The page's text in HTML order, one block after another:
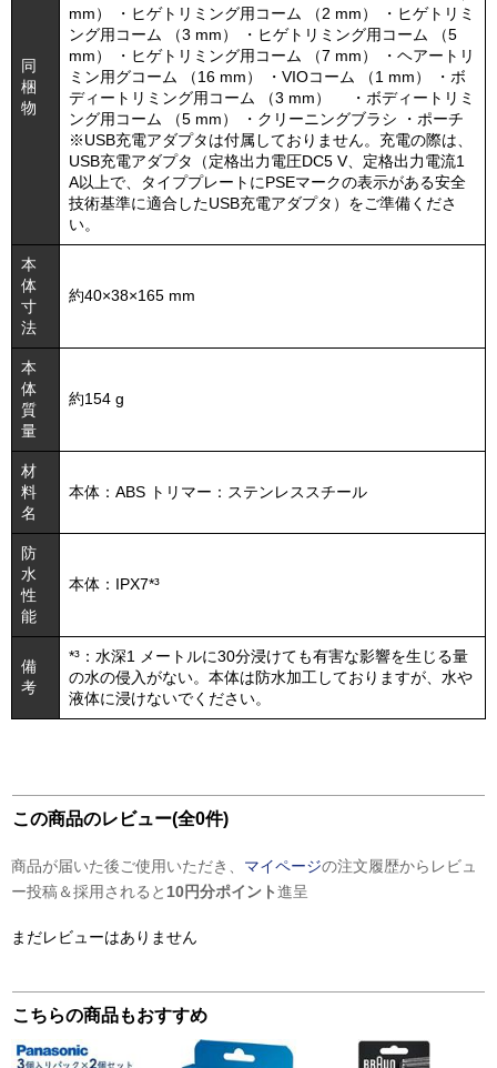
同
梱
物
mm） ・ヒゲトリミング用コーム （2 mm） ・ヒゲトリミ
ング用コーム （3 mm） ・ヒゲトリミング用コーム （5
mm） ・ヒゲトリミング用コーム （7 mm） ・ヘアートリ
ミン用グコーム （16 mm） ・VIOコーム （1 mm） ・ボ
ディートリミング用コーム （3 mm） ・ボディートリミ
ング用コーム （5 mm） ・クリーニングブラシ ・ポーチ
※USB充電アダプタは付属しておりません。充電の際は、
USB充電アダプタ（定格出力電圧DC5 V、定格出力電流1
A以上で、タイププレートにPSEマークの表示がある安全
技術基準に適合したUSB充電アダプタ）をご準備くださ
い。
本
体
寸
法
約40×38×165 mm
本
体
質
量
約154 g
材
料
名
本体：ABS トリマー：ステンレススチール
防
水
性
能
本体：IPX7*³
備
考
*³：水深1 メートルに30分浸けても有害な影響を生じる量
の水の侵入がない。本体は防水加工しておりますが、水や
液体に浸けないでください。
この商品のレビュー(全0件)
商品が届いた後ご使用いただき、 マイページの注文履歴からレビュ
ー投稿＆採用されると 10円分ポイント進呈
まだレビューはありません
こちらの商品もおすすめ